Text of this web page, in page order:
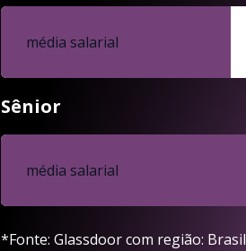
média salarial
Sênior
média salarial
*Fonte: Glassdoor com região: Brasil